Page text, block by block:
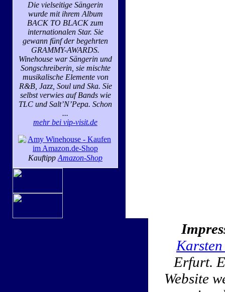
Die vielseitige Sängerin
wurde mit ihrem Album
BACK TO BLACK zum
internationalen Star. Sie
gewann fünf der begehrten
GRAMMY-AWARDS.
Winehouse war Sängerin und
Songschreiberin, sie mischte
musikalische Elemente von
R&B, Jazz, Soul und Ska. Sie
selbst verwies auf Bands wie
TLC und Salt’N’Pepa. Schon
...
mehr bei vip-visit.de
Kauftipp Amazon-Shop
Erfurt.
Website